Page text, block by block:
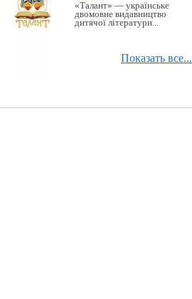
«Талант» — українське
двомовне видавництво
дитячої літератури...
Показать все...